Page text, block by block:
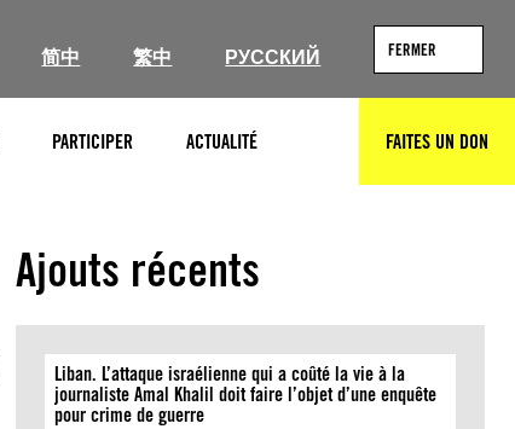
简中 繁中 РУССКИЙ FERMER
PARTICIPER ACTUALITÉ RECHERCHERFAITES UN DON
Ajouts récents
Liban. L’attaque israélienne qui a coûté la vie à la
journaliste Amal Khalil doit faire l’objet d’une enquête
pour crime de guerre